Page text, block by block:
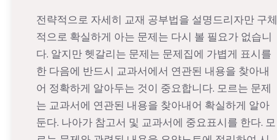
전략적으로 자세히 교재 공부법을 설명드리자만 구체
적으로 확실하게 아는 문제는 다시 볼 필요가 없습니
다. 알지만 헷갈리는 문제는 문제집에 가볍게 표시를
한 다음에 반드시 교과서에서 연관된 내용을 찾아내
어 정확하게 알아두는 것이 중요합니다. 모르는 문제
는 교과서에 연관된 내용을 찾아내어 확실하게 알아
둔다. 나아가 참고서 및 교과서에 중요표시를 한다. 모